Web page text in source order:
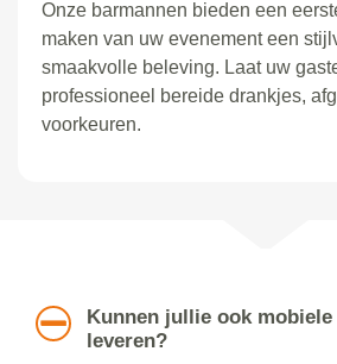
Onze barmannen bieden een
maken van uw evenement een
smaakvolle beleving. Laat uw
professioneel bereide drankjes,
voorkeuren.
Kunnen jullie ook mobiele
leveren?